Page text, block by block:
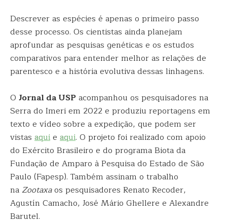
Descrever as espécies é apenas o primeiro passo
desse processo. Os cientistas ainda planejam
aprofundar as pesquisas genéticas e os estudos
comparativos para entender melhor as relações de
parentesco e a história evolutiva dessas linhagens.
O Jornal da USPacompanhou os pesquisadores na
Serra do Imeri em 2022 e produziu reportagens em
texto e vídeo sobre a expedição, que podem ser
vistas aquie aqui. O projeto foi realizado com apoio
do Exército Brasileiro e do programa Biota da
Fundação de Amparo à Pesquisa do Estado de São
Paulo (Fapesp). Também assinam o trabalho
na Zootaxaos pesquisadores Renato Recoder,
Agustín Camacho, José Mário Ghellere e Alexandre
Barutel.